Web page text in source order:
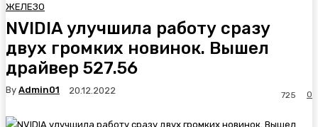
ЖЕЛЕЗО
NVIDIA улучшила работу сразу
двух громких новинок. Вышел
драйвер 527.56
By Admin01 20.12.2022 0
725